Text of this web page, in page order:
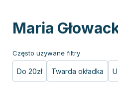
Maria
Często używane filtry
Do 20zł Twarda okładka